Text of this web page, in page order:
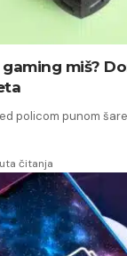
miš?
policom punom
čitanja